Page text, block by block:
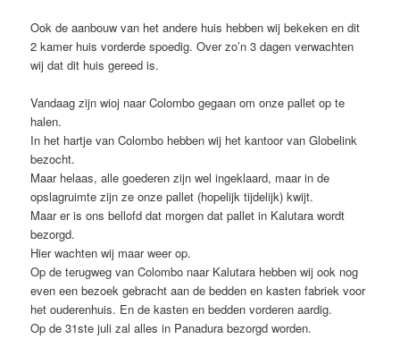
Ook de aanbouw van het andere huis hebben wij bekeken en dit
2 kamer huis vorderde spoedig. Over zo’n 3 dagen verwachten
wij dat dit huis gereed is.
Vandaag zijn wioj naar Colombo gegaan om onze pallet op te
halen.
In het hartje van Colombo hebben wij het kantoor van Globelink
bezocht.
Maar helaas, alle goederen zijn wel ingeklaard, maar in de
opslagruimte zijn ze onze pallet (hopelijk tijdelijk) kwijt.
Maar er is ons bellofd dat morgen dat pallet in Kalutara wordt
bezorgd.
Hier wachten wij maar weer op.
Op de terugweg van Colombo naar Kalutara hebben wij ook nog
even een bezoek gebracht aan de bedden en kasten fabriek voor
het ouderenhuis. En de kasten en bedden vorderen aardig.
Op de 31ste juli zal alles in Panadura bezorgd worden.